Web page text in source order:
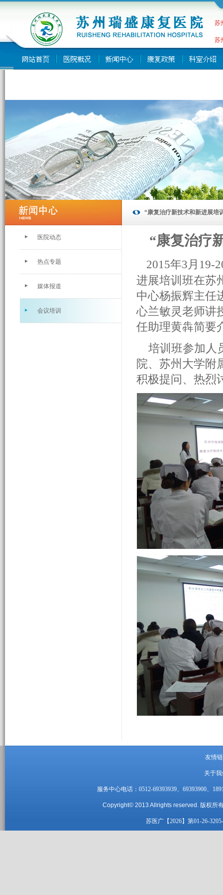
苏
苏
医院动态
热点专题
媒体报道
会议培训
“康复治疗新技术和新进展培
“康复治疗
2015年3月
进展培训班在苏
中心杨振辉主任
心兰敏灵老师讲
任助理黄犇简要
培训班参加人
院、苏州大学附
积极提问、热烈
友情
关于
服务中心电话：0512-69393939、69393900、
Copyright© 2013 Allrights reserved. 版权所
苏医广【2026】第01-26-